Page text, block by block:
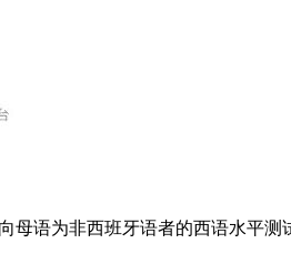
母语为非西班牙语者的西语水平